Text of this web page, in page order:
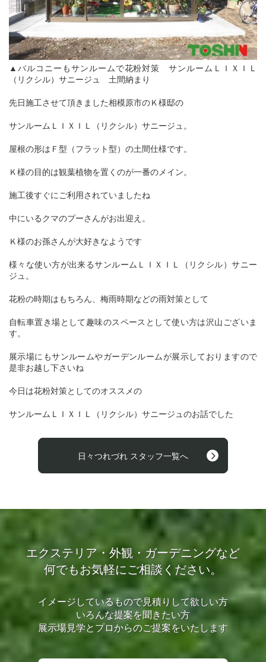
▲バルコニーもサンルームで花粉対策 サンルームＬＩＸＩＬ
（リクシル）サニージュ 土間納まり
先日施工させて頂きました相模原市のＫ様邸の
サンルームＬＩＸＩＬ（リクシル）サニージュ。
屋根の形はＦ型（フラット型）の土間仕様です。
Ｋ様の目的は観葉植物を置くのが一番のメイン。
施工後すぐにご利用されていましたね
中にいるクマのプーさんがお出迎え。
Ｋ様のお孫さんが大好きなようです
様々な使い方が出来るサンルームＬＩＸＩＬ（リクシル）サニー
ジュ。
花粉の時期はもちろん、梅雨時期などの雨対策として
自転車置き場として趣味のスペースとして使い方は沢山ございま
す。
展示場にもサンルームやガーデンルームが展示しておりますので
是非お越し下さいね
今日は花粉対策としてのオススメの
サンルームＬＩＸＩＬ（リクシル）サニージュのお話でした
日々つれづれ スタッフ一覧へ
エクステリア・外観・ガーデニングなど
何でもお気軽にご相談ください。
イメージしているもので見積りして欲しい方
いろんな提案を聞きたい方
展示場見学とプロからのご提案をいたします